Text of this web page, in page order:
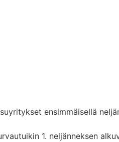
ensimmäisellä
1. neljänneksen